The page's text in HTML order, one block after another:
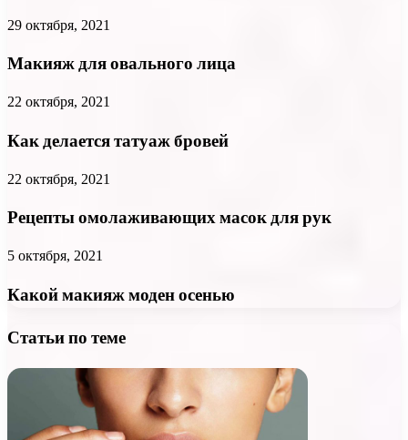
29 октября, 2021
Макияж для овального лица
22 октября, 2021
Как делается татуаж бровей
22 октября, 2021
Рецепты омолаживающих масок для рук
5 октября, 2021
Какой макияж моден осенью
Статьи по теме